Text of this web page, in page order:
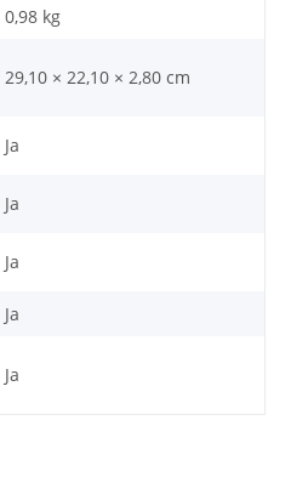
0,98 kg
29,10 × 22,10 × 2,80 cm
Ja
Ja
Ja
Ja
Ja